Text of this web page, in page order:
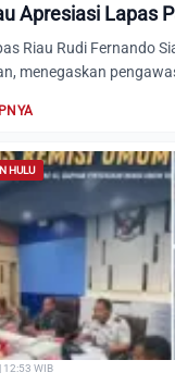
Apresiasi Lapas
Riau Rudi Fernando
menegaskan
HULU
12:53 WIB